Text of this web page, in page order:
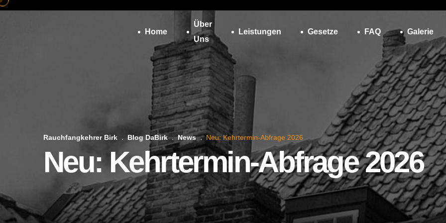
Home
Über
Uns
Leistungen Gesetze FAQ Galerie
Rauchfangkehrer Birk Blog DaBirk News Neu: Kehrtermin-Abfrage 2026
Neu: Kehrtermin-Abfrage 2026